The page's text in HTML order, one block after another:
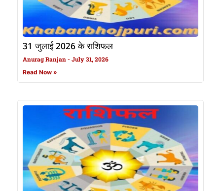
31 जुलाई 2026 के राशिफल
Anurag Ranjan July 31, 2026
Read Now »